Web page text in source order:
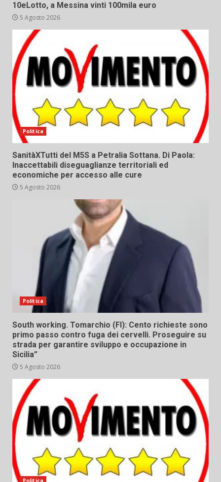
10eLotto, a Messina vinti 100mila euro
5 Agosto 2026
Politica
SanitàXTutti del M5S a Petralia Sottana. Di Paola:
Inaccettabili diseguaglianze territoriali ed
economiche per accesso alle cure
5 Agosto 2026
Politica
South working. Tomarchio (FI): Cento richieste sono
primo passo contro fuga dei cervelli. Proseguire su
strada per garantire sviluppo e occupazione in
Sicilia”
5 Agosto 2026